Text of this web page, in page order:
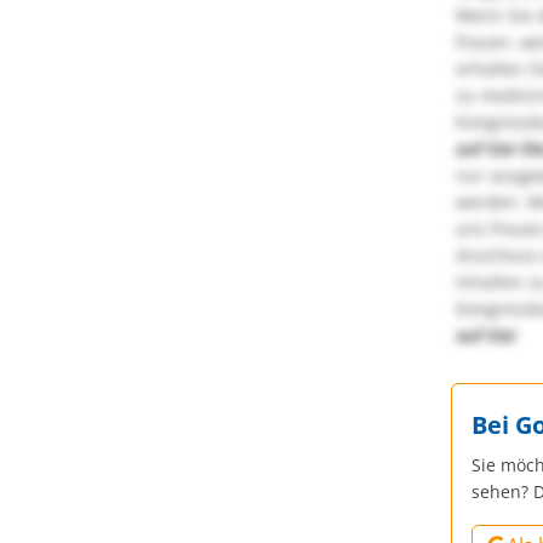
Wenn
freuen,
erhalten
zu
auf Sie!
nur
werden.
uns
Inhalten
auf Sie!
Bei
Sie
sehen?